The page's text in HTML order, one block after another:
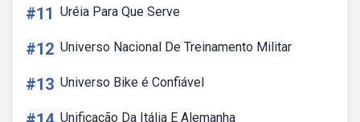
#11 Uréia Para Que Serve
#12 Universo Nacional De Treinamento Militar
#13 Universo Bike é Confiável
Unificação Da Itália E Alemanha